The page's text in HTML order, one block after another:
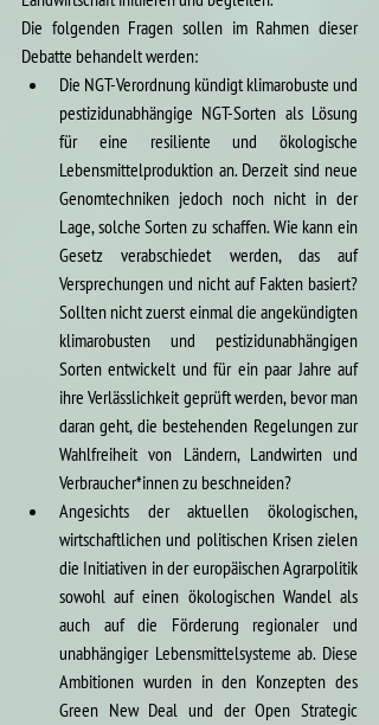
Die folgenden Fragen sollen im Rahmen dieser
Debatte behandelt werden:
Die NGT-Verordnung kündigt klimarobuste und
pestizidunabhängige NGT-Sorten als Lösung
für eine resiliente und ökologische
Lebensmittelproduktion an. Derzeit sind neue
Genomtechniken jedoch noch nicht in der
Lage, solche Sorten zu schaffen. Wie kann ein
Gesetz verabschiedet werden, das auf
Versprechungen und nicht auf Fakten basiert?
Sollten nicht zuerst einmal die angekündigten
klimarobusten und pestizidunabhängigen
Sorten entwickelt und für ein paar Jahre auf
ihre Verlässlichkeit geprüft werden, bevor man
daran geht, die bestehenden Regelungen zur
Wahlfreiheit von Ländern, Landwirten und
Verbraucher*innen zu beschneiden?
Angesichts der aktuellen ökologischen,
wirtschaftlichen und politischen Krisen zielen
die Initiativen in der europäischen Agrarpolitik
sowohl auf einen ökologischen Wandel als
auch auf die Förderung regionaler und
unabhängiger Lebensmittelsysteme ab. Diese
Ambitionen wurden in den Konzepten des
Green New Deal und der Open Strategic